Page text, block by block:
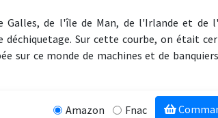
Galles, de l'île de Man, de l'Irlande et de
Sur cette courbe, on était
sur ce monde de machines et de
Amazon Fnac